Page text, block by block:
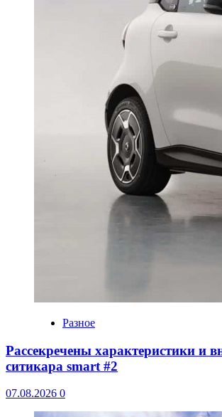
Разное
Рассекречены характеристики и
ситикара smart #2
07.08.2026 0